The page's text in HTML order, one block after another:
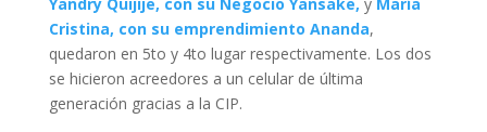
Cristina, con su emprendimiento Ananda,
quedaron en 5to y 4to lugar respectivamente. Los dos
se hicieron acreedores a un celular de última
generación gracias a la CIP.